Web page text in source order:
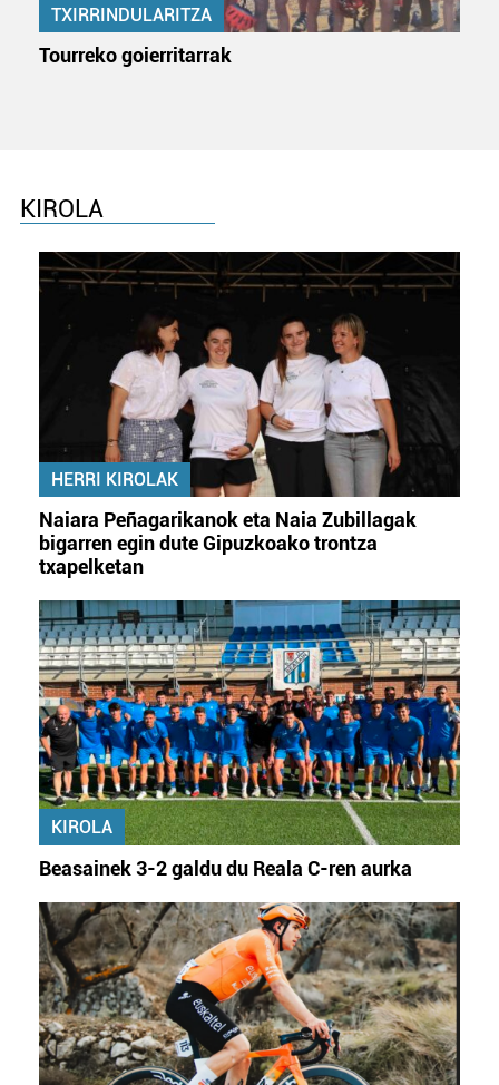
TXIRRINDULARITZA
Tourreko goierritarrak
KIROLA
HERRI KIROLAK
Naiara Peñagarikanok eta Naia Zubillagak
bigarren egin dute Gipuzkoako trontza
txapelketan
KIROLA
Beasainek 3-2 galdu du Reala C-ren aurka